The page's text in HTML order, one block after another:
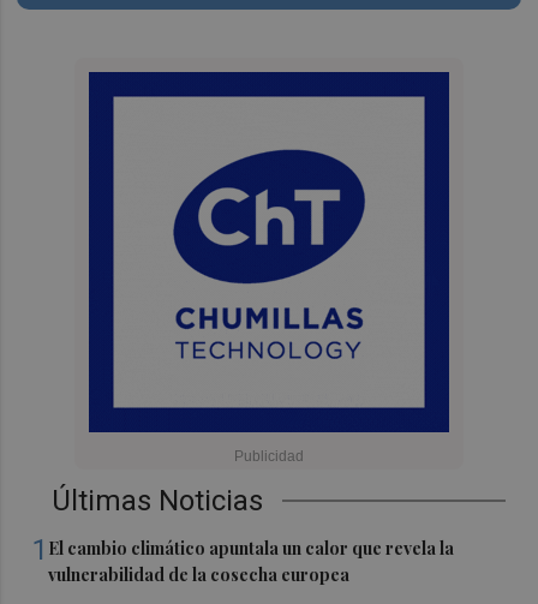
Últimas Noticias
1 El cambio climático apuntala un calor que revela la
vulnerabilidad de la cosecha europea